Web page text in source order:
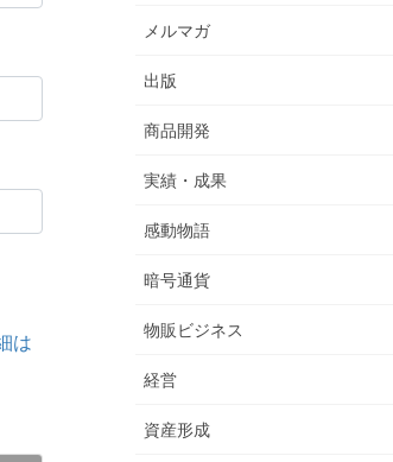
は
メルマガ
出版
商品開発
実績・成果
感動物語
暗号通貨
物販ビジネス
経営
資産形成